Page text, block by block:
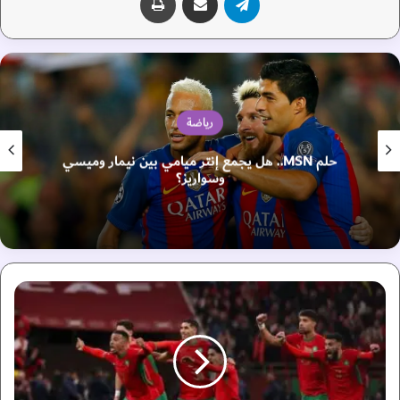
رياضة
حلم MSN.. هل يجمع إنتر ميامي بين نيمار وميسي
وسواريز؟
ص
ر
ا
ع
ا
ل